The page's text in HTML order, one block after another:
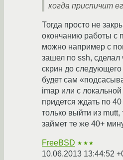
когда приспичит
Тогда просто не
окончанию работы с
можно например с
зашел по ssh, сделал
скрин до
будет сам
imap или с
придется ждать по
только выйти из
займет те же 40+
FreeBSD ★★★
10.06.2013 13:44:52